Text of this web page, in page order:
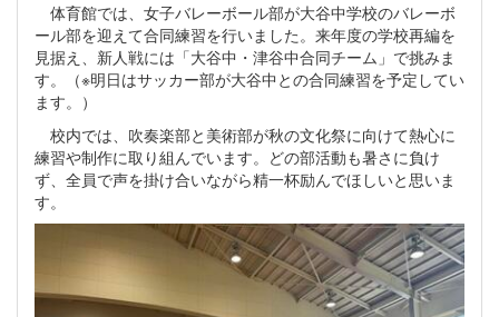
体育館では、女子バレーボール部が大谷中学校のバレーボ
ール部を迎えて合同練習を行いました。来年度の学校再編を
見据え、新人戦には「大谷中・津谷中合同チーム」で挑みま
す。（※明日はサッカー部が大谷中との合同練習を予定してい
ます。）
校内では、吹奏楽部と美術部が秋の文化祭に向けて熱心に
練習や制作に取り組んでいます。どの部活動も暑さに負け
ず、全員で声を掛け合いながら精一杯励んでほしいと思いま
す。